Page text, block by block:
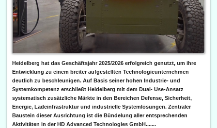
Heidelberg hat das Geschäftsjahr 2025/2026 erfolgreich genutzt, um ihre
Entwicklung zu einem breiter aufgestellten Technologieunternehmen
deutlich zu beschleunigen. Auf Basis seiner hohen Industrie- und
Systemkompetenz erschließt Heidelberg mit dem Dual- Use-Ansatz
systematisch zusätzliche Märkte in den Bereichen Defense, Sicherheit,
Energie, Ladeinfrastruktur und industrielle Systemlösungen. Zentraler
Baustein dieser Ausrichtung ist die Bündelung aller entsprechenden
Aktivitäten in der HD Advanced Technologies GmbH.......